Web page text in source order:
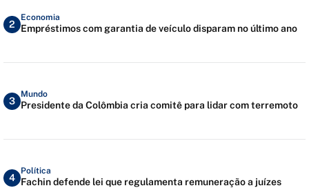
2
Economia
Empréstimos com garantia de veículo disparam no último ano
3
Mundo
Presidente da Colômbia cria comitê para lidar com terremoto
4
Política
Fachin defende lei que regulamenta remuneração a juízes